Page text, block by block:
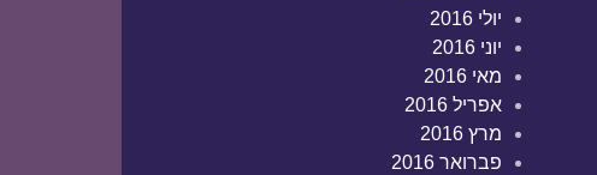
יולי 2016
יוני 2016
מאי 2016
אפריל 2016
מרץ 2016
פברואר 2016